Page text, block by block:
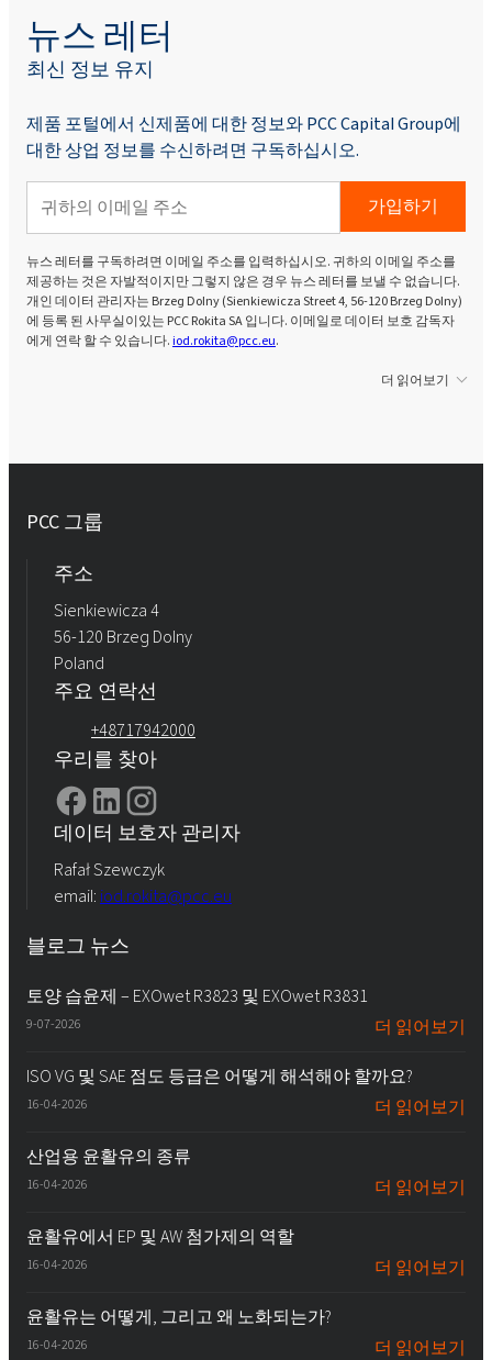
뉴스 레터
최신 정보 유지
제품 포털에서 신제품에 대한 정보와 PCC Capital Group에
대한 상업 정보를 수신하려면 구독하십시오.
가입하기
뉴스 레터를 구독하려면 이메일 주소를 입력하십시오. 귀하의 이메일 주소를
제공하는 것은 자발적이지만 그렇지 않은 경우 뉴스 레터를 보낼 수 없습니다.
개인 데이터 관리자는 Brzeg Dolny (Sienkiewicza Street 4, 56-120 Brzeg Dolny)
에 등록 된 사무실이있는 PCC Rokita SA 입니다. 이메일로 데이터 보호 감독자
에게 연락 할 수 있습니다.iod.rokita@pcc.eu.
더 읽어보기
PCC 그룹
주소
Sienkiewicza 4
56-120 Brzeg Dolny
Poland
주요 연락선
+48717942000
우리를 찾아
데이터 보호자 관리자
Rafał Szewczyk
email: iod.rokita@pcc.eu
블로그 뉴스
토양 습윤제 – EXOwet R3823 및 EXOwet R3831
9-07-2026 더 읽어보기
ISO VG 및 SAE 점도 등급은 어떻게 해석해야 할까요?
16-04-2026 더 읽어보기
산업용 윤활유의 종류
16-04-2026 더 읽어보기
윤활유에서 EP 및 AW 첨가제의 역할
16-04-2026 더 읽어보기
윤활유는 어떻게, 그리고 왜 노화되는가?
16-04-2026 더 읽어보기